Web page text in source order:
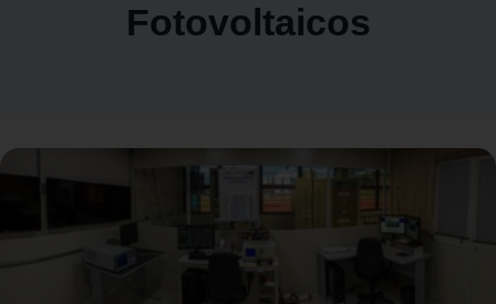
Fotovoltaicos